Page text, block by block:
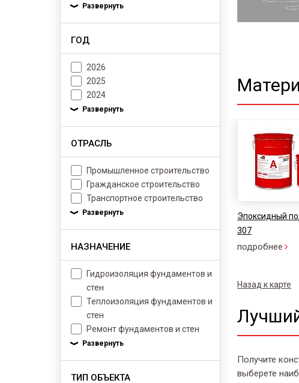
ГОД
2026
2025
2024
ОТРАСЛЬ
Промышленное строительство
Гражданское строительство
Транспортное строительство
НАЗНАЧЕНИЕ
Гидроизоляция фундаментов и
стен
Теплоизоляция фундаментов и
стен
Ремонт фундаментов и стен
ТИП ОБЪЕКТА
Эпоксидный
307
подробнее
Назад к карте
Получите
выберете